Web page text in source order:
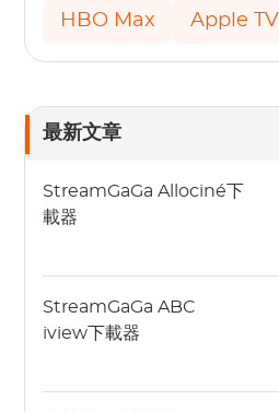
HBO Max Apple TV
最新文章
StreamGaGa Allociné下
載器
StreamGaGa ABC
iview下載器